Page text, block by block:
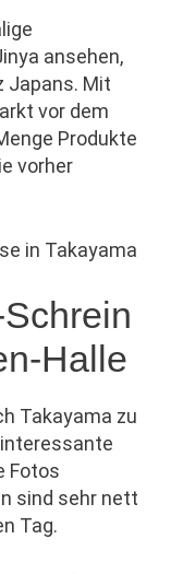
ansehen,
Japans. Mit
vor dem
Produkte
vorher
Halle
Takayama zu
interessante
Fotos
sind sehr nett
Tag.